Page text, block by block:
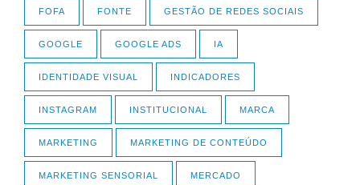
FOFA FONTE GESTÃO DE REDES SOCIAIS
GOOGLE GOOGLE ADS IA
IDENTIDADE VISUAL INDICADORES
INSTAGRAM INSTITUCIONAL MARCA
MARKETING MARKETING DE CONTEÚDO
MARKETING SENSORIAL MERCADO